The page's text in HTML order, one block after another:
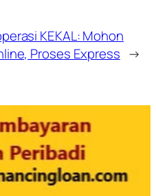
KEKAL: Mohon
Proses Express →